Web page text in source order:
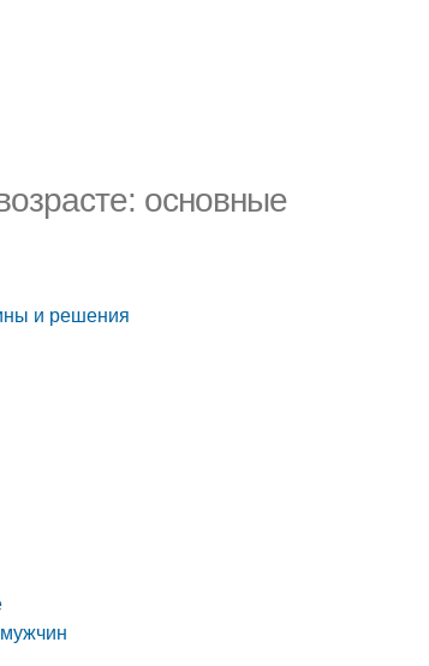
основные
и решения